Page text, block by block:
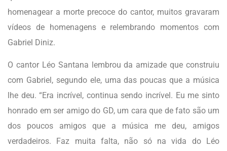
homenagear a morte precoce do cantor, muitos gravaram
vídeos de homenagens e relembrando momentos com
Gabriel Diniz.
O cantor Léo Santana lembrou da amizade que construiu
com Gabriel, segundo ele, uma das poucas que a música
lhe deu. “Era incrível, continua sendo incrível. Eu me sinto
honrado em ser amigo do GD, um cara que de fato são um
dos poucos amigos que a música me deu, amigos
verdadeiros. Faz muita falta, não só na vida do Léo